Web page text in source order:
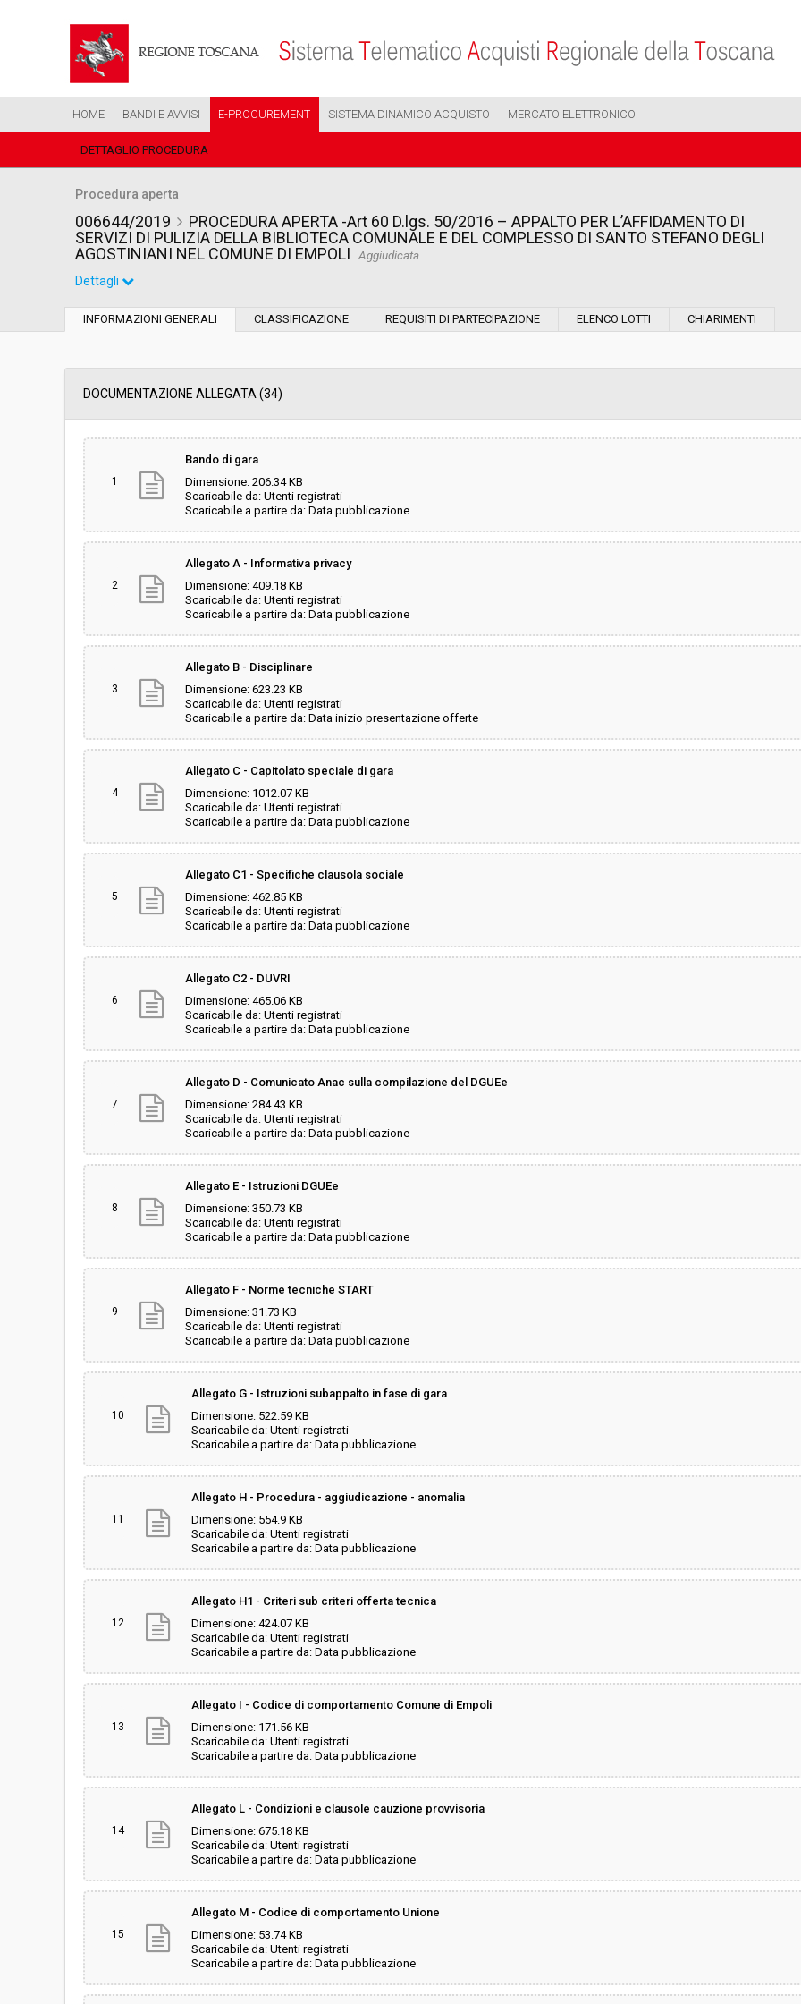
HOME BANDI E AVVISI E-PROCUREMENT SISTEMA DINAMICO ACQUISTO MERCATO ELETTRONICO
DETTAGLIO PROCEDURA
Procedura aperta
006644/2019
PROCEDURA APERTA -Art 60 D.lgs. 50/2016 – APPALTO PER L’AFFIDAMENTO DI
SERVIZI DI PULIZIA DELLA BIBLIOTECA COMUNALE E DEL COMPLESSO DI SANTO STEFANO DEGLI
AGOSTINIANI NEL COMUNE DI EMPOLI
Aggiudicata
Data pubblicazione:
Svolgimento: Gara in busta chiusa Valore stimato della procedura:
Responsabile attuale:
contratti/CUC
Dettagli
INFORMAZIONI GENERALI CLASSIFICAZIONE REQUISITI DI PARTECIPAZIONE ELENCO LOTTI CHIARIMENTI
DOCUMENTAZIONE ALLEGATA (34)
1
Bando di gara
Dimensione: 206.34 KB
Scaricabile da: Utenti registrati
Scaricabile a partire da: Data pubblicazione
2
Allegato A - Informativa privacy
Dimensione: 409.18 KB
Scaricabile da: Utenti registrati
Scaricabile a partire da: Data pubblicazione
3
Allegato B - Disciplinare
Dimensione: 623.23 KB
Scaricabile da: Utenti registrati
Scaricabile a partire da: Data inizio presentazione offerte
4
Allegato C - Capitolato speciale di gara
Dimensione: 1012.07 KB
Scaricabile da: Utenti registrati
Scaricabile a partire da: Data pubblicazione
5
Allegato C1 - Specifiche clausola sociale
Dimensione: 462.85 KB
Scaricabile da: Utenti registrati
Scaricabile a partire da: Data pubblicazione
6
Allegato C2 - DUVRI
Dimensione: 465.06 KB
Scaricabile da: Utenti registrati
Scaricabile a partire da: Data pubblicazione
7
Allegato D - Comunicato Anac sulla compilazione del DGUEe
Dimensione: 284.43 KB
Scaricabile da: Utenti registrati
Scaricabile a partire da: Data pubblicazione
8
Allegato E - Istruzioni DGUEe
Dimensione: 350.73 KB
Scaricabile da: Utenti registrati
Scaricabile a partire da: Data pubblicazione
9
Allegato F - Norme tecniche START
Dimensione: 31.73 KB
Scaricabile da: Utenti registrati
Scaricabile a partire da: Data pubblicazione
10
Allegato G - Istruzioni subappalto in fase di gara
Dimensione: 522.59 KB
Scaricabile da: Utenti registrati
Scaricabile a partire da: Data pubblicazione
11
Allegato H - Procedura - aggiudicazione - anomalia
Dimensione: 554.9 KB
Scaricabile da: Utenti registrati
Scaricabile a partire da: Data pubblicazione
12
Allegato H1 - Criteri sub criteri offerta tecnica
Dimensione: 424.07 KB
Scaricabile da: Utenti registrati
Scaricabile a partire da: Data pubblicazione
13
Allegato I - Codice di comportamento Comune di Empoli
Dimensione: 171.56 KB
Scaricabile da: Utenti registrati
Scaricabile a partire da: Data pubblicazione
14
Allegato L - Condizioni e clausole cauzione provvisoria
Dimensione: 675.18 KB
Scaricabile da: Utenti registrati
Scaricabile a partire da: Data pubblicazione
15
Allegato M - Codice di comportamento Unione
Dimensione: 53.74 KB
Scaricabile da: Utenti registrati
Scaricabile a partire da: Data pubblicazione